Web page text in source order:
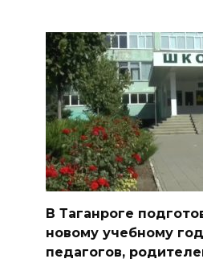
В Таганроге
новому учебному
педагогов,